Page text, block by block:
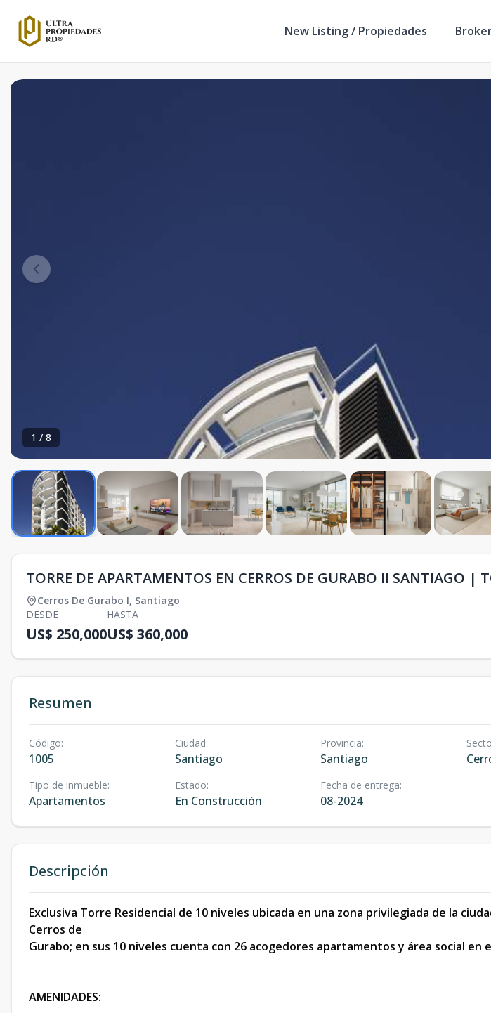
New Listing / Propiedades
1 / 8
TORRE DE APARTAMENTOS EN CERROS DE GURABO II SANTIAGO |
Cerros De Gurabo I, Santiago
DESDE
US$ 250,000
HASTA
US$ 360,000
Resumen
Código:
1005
Ciudad:
Santiago
Provincia:
Santiago
Tipo de inmueble:
Apartamentos
Estado:
En Construcción
Fecha de entrega:
08-2024
Descripción
Exclusiva Torre Residencial de 10 niveles ubicada en una zona privilegiada de la
Cerros de
Gurabo; en sus 10 niveles cuenta con 26 acogedores apartamentos y área social en
AMENIDADES: